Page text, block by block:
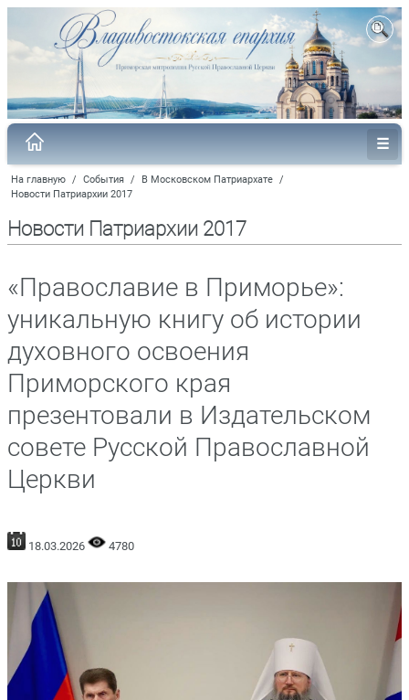
На главную / События / В Московском Патриархате /
Новости Патриархии 2017
Новости Патриархии 2017
«Православие в Приморье»:
уникальную книгу об истории
духовного освоения
Приморского края
презентовали в Издательском
совете Русской Православной
Церкви
18.03.2026 4780